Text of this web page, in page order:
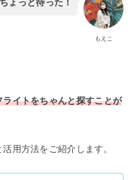
もえこ
ちょっと待った！
イトをちゃんと探すことが
用方法をご紹介します。